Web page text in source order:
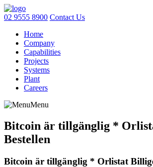
02 9555 8900 Contact Us
Home
Company
Capabilities
Projects
Systems
Plant
Careers
Menu
Bitcoin är tillgänglig *
Bestellen
Bitcoin är tillgänglig * Orlistat